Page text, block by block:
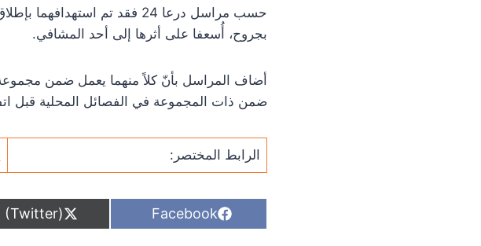
حسب مراسل درعا 24 فقد تم
بجروح، أُسعفا على أثرها إلى أحد المشافي.
أضاف المراسل بأنّ كلاً منهما يعمل ضمن مجموعة
ضمن ذات المجموعة في الفصائل المحلية قبل
الرابط المختصر:
S
h
Facebook
S
h
(Twitter)